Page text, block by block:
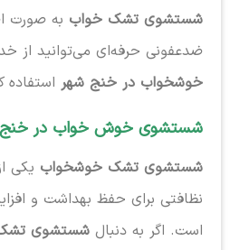
شستشوی تشک خواببه صورت
ضدعفونی حرفه‌ای می‌توانید از
خوشخواب در خنج شهراستفاده
شستشوی خوش خواب در خنج
شستشوی تشک خوشخوابیکی
نظافتی برای حفظ بهداشت و
است. اگر به دنبال شستشوی